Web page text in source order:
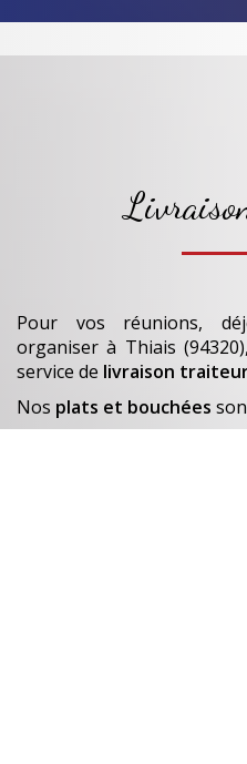
Pour vos réunions,
organiserà Thiais (94320),
service de livraison
Nos plats et bouchées